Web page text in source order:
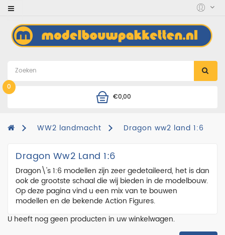
0
€0,00
Category
accessoires
auto's
motoren
combinatie
diorama
figuren
helikopters
landmacht
WW2 landmacht Dragon ww2 land 1:6
Dragon Ww2 Land 1:6
Dragon\'s 1:6 modellen zijn zeer gedetaileerd, het is dan
ook de grootste schaal die wij bieden in de modelbouw.
Op deze pagina vind u een mix van te bouwen
modellen en de bekende Action Figures.
U heeft nog geen producten in uw winkelwagen.